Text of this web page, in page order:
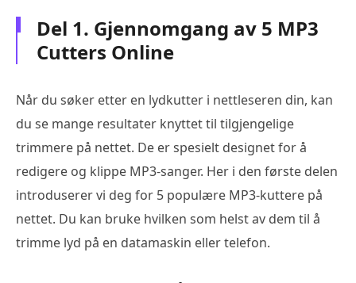
Del 1. Gjennomgang av 5 MP3
Cutters Online
Når du søker etter en lydkutter i nettleseren din, kan
du se mange resultater knyttet til tilgjengelige
trimmere på nettet. De er spesielt designet for å
redigere og klippe MP3-sanger. Her i den første delen
introduserer vi deg for 5 populære MP3-kuttere på
nettet. Du kan bruke hvilken som helst av dem til å
trimme lyd på en datamaskin eller telefon.